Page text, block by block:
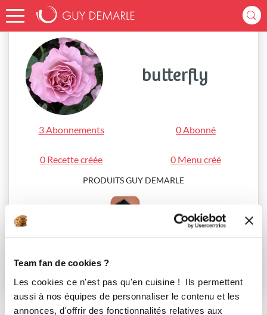
Team fan de cookies ?
Les cookies ce n'est pas qu'en cuisine ! Ils permettent
aussi à nos équipes de personnaliser le contenu et les
annonces, d'offrir des fonctionnalités relatives aux
Accueil butterfly
butterfly
3 Abonnements 0 Abonné
0 Recette créée 0 Menu créé
PRODUITS GUY DEMARLE